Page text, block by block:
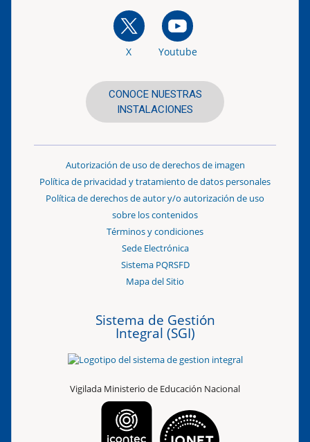
X Youtube
CONOCE NUESTRAS
INSTALACIONES
Autorización de uso de derechos de imagen
Política de privacidad y tratamiento de datos personales
Política de derechos de autor y/o autorización de uso
sobre los contenidos
Términos y condiciones
Sede Electrónica
Sistema PQRSFD
Mapa del Sitio
Sistema de Gestión
Integral (SGI)
Vigilada Ministerio de Educación Nacional